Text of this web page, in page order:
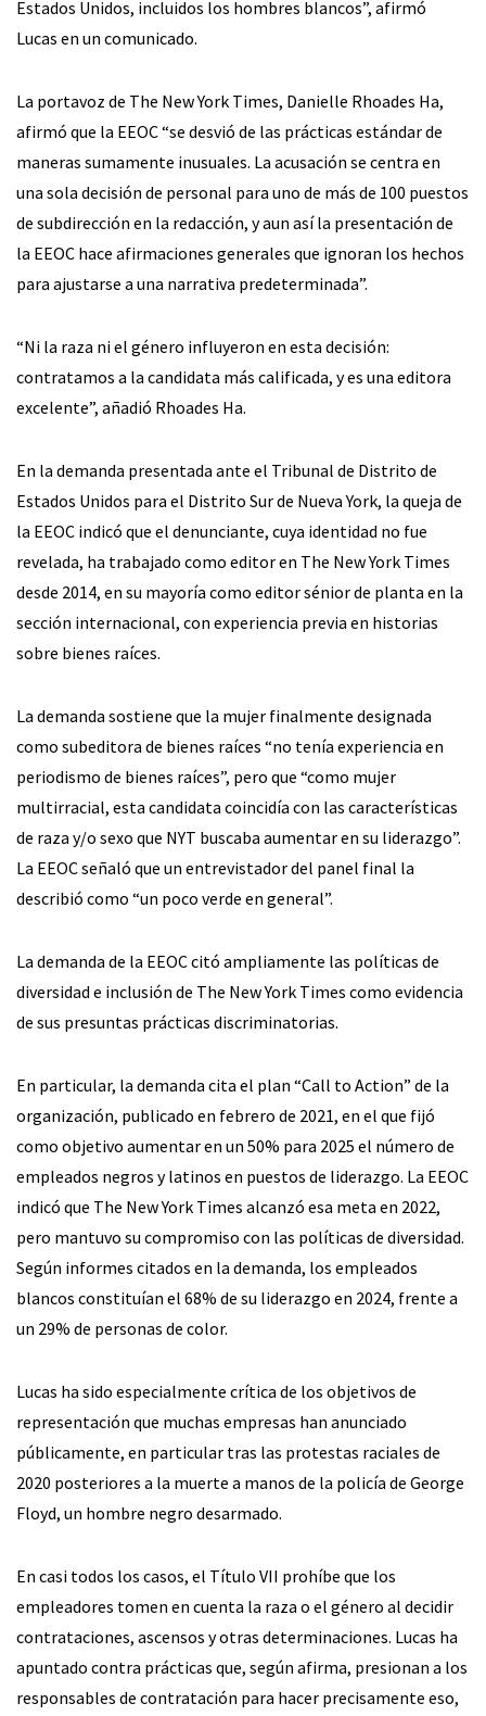
Estados Unidos, incluidos los hombres blancos”, afirmó
Lucas en un comunicado.
La portavoz de The New York Times, Danielle Rhoades Ha,
afirmó que la EEOC “se desvió de las prácticas estándar de
maneras sumamente inusuales. La acusación se centra en
una sola decisión de personal para uno de más de 100 puestos
de subdirección en la redacción, y aun así la presentación de
la EEOC hace afirmaciones generales que ignoran los hechos
para ajustarse a una narrativa predeterminada”.
“Ni la raza ni el género influyeron en esta decisión:
contratamos a la candidata más calificada, y es una editora
excelente”, añadió Rhoades Ha.
En la demanda presentada ante el Tribunal de Distrito de
Estados Unidos para el Distrito Sur de Nueva York, la queja de
la EEOC indicó que el denunciante, cuya identidad no fue
revelada, ha trabajado como editor en The New York Times
desde 2014, en su mayoría como editor sénior de planta en la
sección internacional, con experiencia previa en historias
sobre bienes raíces.
La demanda sostiene que la mujer finalmente designada
como subeditora de bienes raíces “no tenía experiencia en
periodismo de bienes raíces”, pero que “como mujer
multirracial, esta candidata coincidía con las características
de raza y/o sexo que NYT buscaba aumentar en su liderazgo”.
La EEOC señaló que un entrevistador del panel final la
describió como “un poco verde en general”.
La demanda de la EEOC citó ampliamente las políticas de
diversidad e inclusión de The New York Times como evidencia
de sus presuntas prácticas discriminatorias.
En particular, la demanda cita el plan “Call to Action” de la
organización, publicado en febrero de 2021, en el que fijó
como objetivo aumentar en un 50% para 2025 el número de
empleados negros y latinos en puestos de liderazgo. La EEOC
indicó que The New York Times alcanzó esa meta en 2022,
pero mantuvo su compromiso con las políticas de diversidad.
Según informes citados en la demanda, los empleados
blancos constituían el 68% de su liderazgo en 2024, frente a
un 29% de personas de color.
Lucas ha sido especialmente crítica de los objetivos de
representación que muchas empresas han anunciado
públicamente, en particular tras las protestas raciales de
2020 posteriores a la muerte a manos de la policía de George
Floyd, un hombre negro desarmado.
En casi todos los casos, el Título VII prohíbe que los
empleadores tomen en cuenta la raza o el género al decidir
contrataciones, ascensos y otras determinaciones. Lucas ha
apuntado contra prácticas que, según afirma, presionan a los
responsables de contratación para hacer precisamente eso,